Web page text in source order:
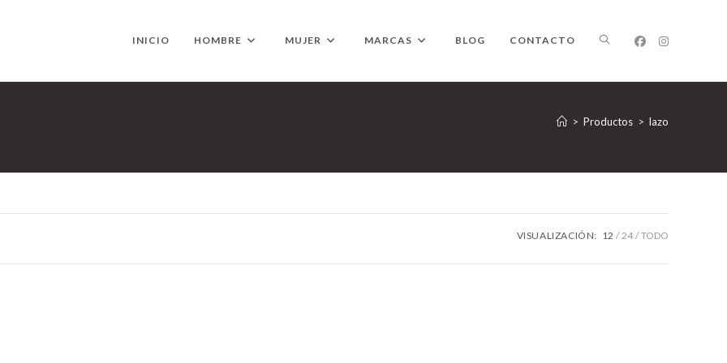
INICIO HOMBRE MUJER MARCAS BLOG CONTACTO ALTERNAR
BÚSQUEDA
> Productos > lazo
VISUALIZACIÓN: 12 24 TODO